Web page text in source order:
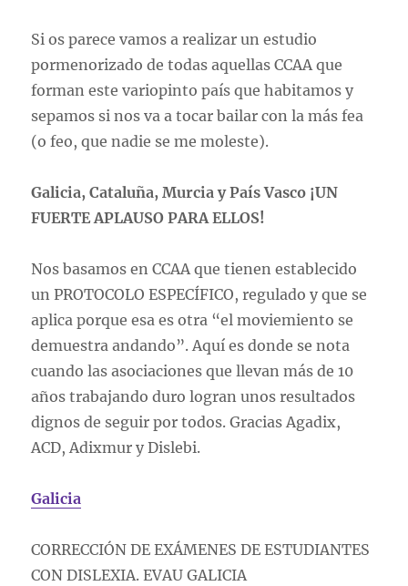
Si os parece vamos a realizar un estudio
pormenorizado de todas aquellas CCAA que
forman este variopinto país que habitamos y
sepamos si nos va a tocar bailar con la más fea
(o feo, que nadie se me moleste).
Galicia, Cataluña, Murcia y País Vasco ¡UN
FUERTE APLAUSO PARA ELLOS!
Nos basamos en CCAA que tienen establecido
un PROTOCOLO ESPECÍFICO, regulado y que se
aplica porque esa es otra “el moviemiento se
demuestra andando”. Aquí es donde se nota
cuando las asociaciones que llevan más de 10
años trabajando duro logran unos resultados
dignos de seguir por todos. Gracias Agadix,
ACD, Adixmur y Dislebi.
Galicia
CORRECCIÓN DE EXÁMENES DE ESTUDIANTES
CON DISLEXIA. EVAU GALICIA